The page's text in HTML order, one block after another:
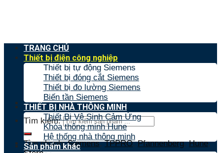
Tìm kiếm:
Tìm nhanh:Siemens,TPPRO,Pfannenberg,Hune,
TRANG CHỦ
Thiết bị điện công nghiệp
Thiết bị tự động Siemens
Thiết bị đóng cắt Siemens
Thiết bị đo lường Siemens
Biến tần Siemens
THIẾT BỊ NHÀ THÔNG MINH
Thiết Bị Vệ Sinh Cảm Ứng
Khóa thông minh Hune
Hệ thống nhà thông minh
Sản phẩm khác